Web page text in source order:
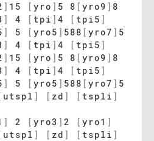
] 15 [ yro ] 5 8 [ yro9 ] 8
] 4 [ tpi ] 4 [ tpi5 ]
] 5 [ yro5 ] 588 [ yro7 ] 5
] 4 [ tpi ] 4 [ tpi5 ]
] 15 [ yro ] 5 8 [ yro9 ] 8
] 4 [ tpi ] 4 [ tpi5 ]
] 5 [ yro5 ] 588 [ yro7 ] 5
utspl ] [ zd ] [ tspli ]
] 2 [ yro3 ] 2 [ yro1 ]
utspl ] [ zd ] [ tspli ]